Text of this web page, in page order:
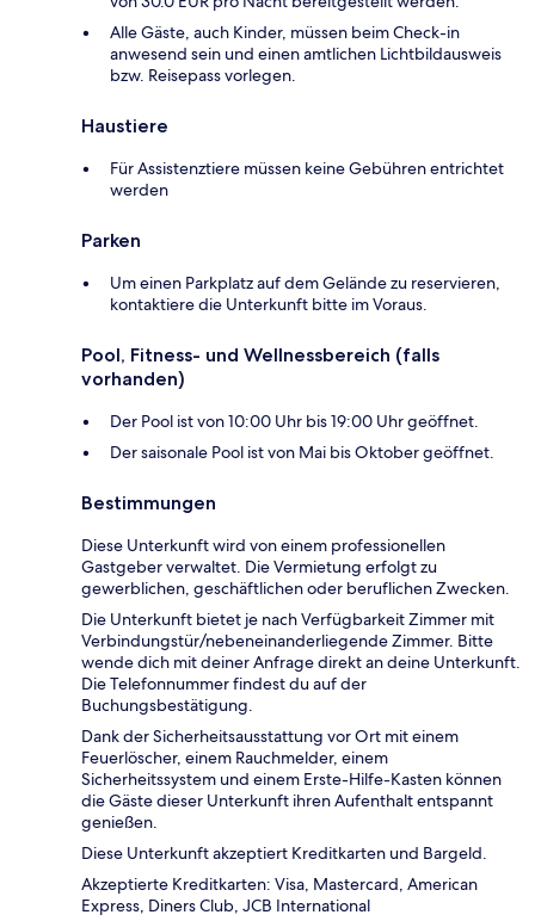
Alle Gäste, auch Kinder, müssen beim Check-in
anwesend sein und einen amtlichen Lichtbildausweis
bzw. Reisepass vorlegen.
Haustiere
Für Assistenztiere müssen keine Gebühren entrichtet
werden
Parken
Um einen Parkplatz auf dem Gelände zu reservieren,
kontaktiere die Unterkunft bitte im Voraus.
Pool, Fitness- und Wellnessbereich (falls
vorhanden)
Der Pool ist von 10:00 Uhr bis 19:00 Uhr geöffnet.
Der saisonale Pool ist von Mai bis Oktober geöffnet.
Bestimmungen
Diese Unterkunft wird von einem professionellen
Gastgeber verwaltet. Die Vermietung erfolgt zu
gewerblichen, geschäftlichen oder beruflichen Zwecken.
Die Unterkunft bietet je nach Verfügbarkeit Zimmer mit
Verbindungstür/nebeneinanderliegende Zimmer. Bitte
wende dich mit deiner Anfrage direkt an deine Unterkunft.
Die Telefonnummer findest du auf der
Buchungsbestätigung.
Dank der Sicherheitsausstattung vor Ort mit einem
Feuerlöscher, einem Rauchmelder, einem
Sicherheitssystem und einem Erste-Hilfe-Kasten können
die Gäste dieser Unterkunft ihren Aufenthalt entspannt
genießen.
Diese Unterkunft akzeptiert Kreditkarten und Bargeld.
Akzeptierte Kreditkarten: Visa, Mastercard, American
Express, Diners Club, JCB International